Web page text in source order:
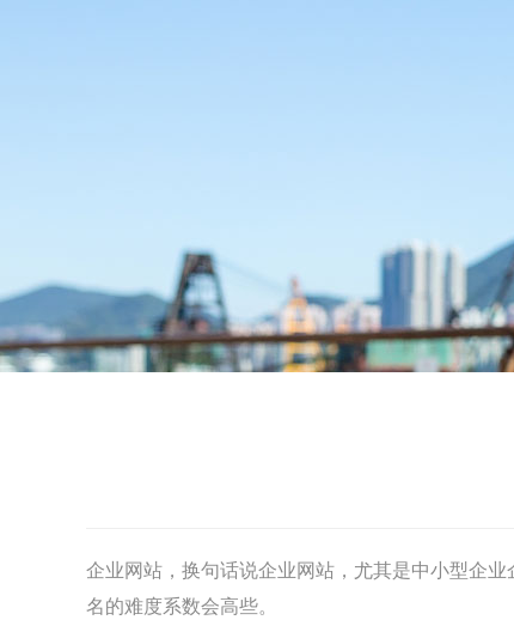
企业网站，换句话说企业网站，尤其是中小型企业
名的难度系数会高些。